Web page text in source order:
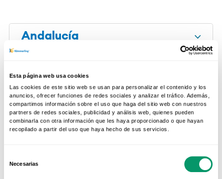
Esta página web usa cookies
Las cookies de este sitio web se usan para personalizar el contenido y los
anuncios, ofrecer funciones de redes sociales y analizar el tráfico. Además,
compartimos información sobre el uso que haga del sitio web con nuestros
partners de redes sociales, publicidad y análisis web, quienes pueden
combinarla con otra información que les haya proporcionado o que hayan
recopilado a partir del uso que haya hecho de sus servicios.
Necesarias
Andalucía
Aragón
Asturias